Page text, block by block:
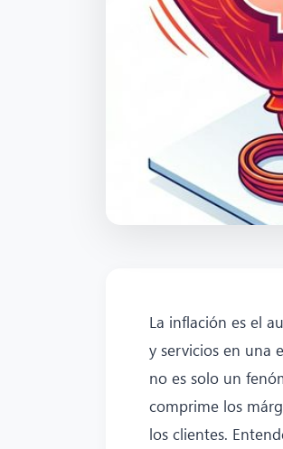
La inflación es el
y servicios en una
no es solo un
comprime los
los clientes.